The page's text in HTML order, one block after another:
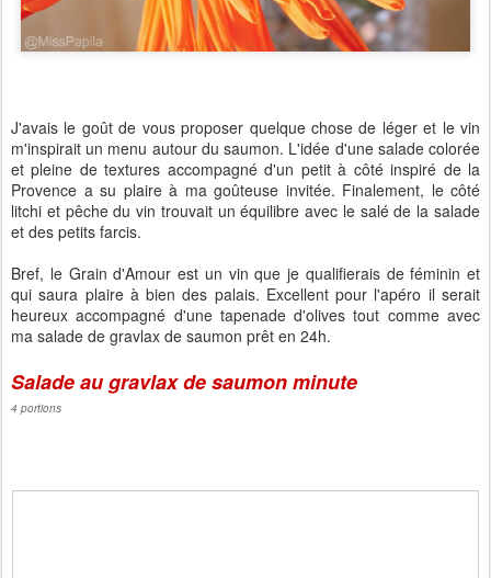
J'avais le goût de vous proposer quelque chose de léger et le vin
m'inspirait un menu autour du saumon. L'idée d'une salade colorée
et pleine de textures accompagné d'un petit à côté inspiré de la
Provence a su plaire à ma goûteuse invitée. Finalement, le côté
litchi et pêche du vin trouvait un équilibre avec le salé de la salade
et des petits farcis.
Bref, le Grain d'Amour est un vin que je qualifierais de féminin et
qui saura plaire à bien des palais. Excellent pour l'apéro il serait
heureux accompagné d'une tapenade d'olives tout comme avec
ma salade de gravlax de saumon prêt en 24h.
Salade au gravlax de saumon minute
4 portions